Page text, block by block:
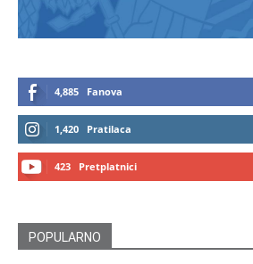
4,885 Fanova
1,420 Pratilaca
423 Pretplatnici
POPULARNO